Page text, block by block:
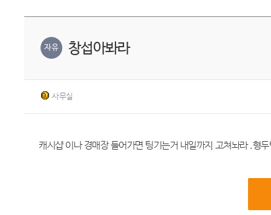
자유 창섭아봐라
사무실
캐시샵 이나 경매장 들어가면 팅기는거 내일까지 고쳐놔라 .형